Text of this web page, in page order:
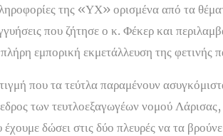
της «ΥΧ» ορισμένα από τα
που ζήτησε ο κ. Φέκερ και
πλήρη εμπορική εκμετάλλευση της
που τα τεύτλα παραμένουν
των τευτλοεξαγωγέων νομού
δώσει στις δύο πλευρές να τα